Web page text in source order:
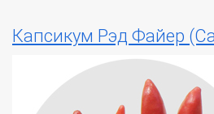
Капсикум Рэд Файер